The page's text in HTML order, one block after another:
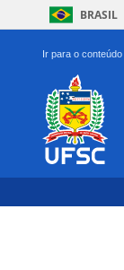
BRASIL
Ir para o conteúdo